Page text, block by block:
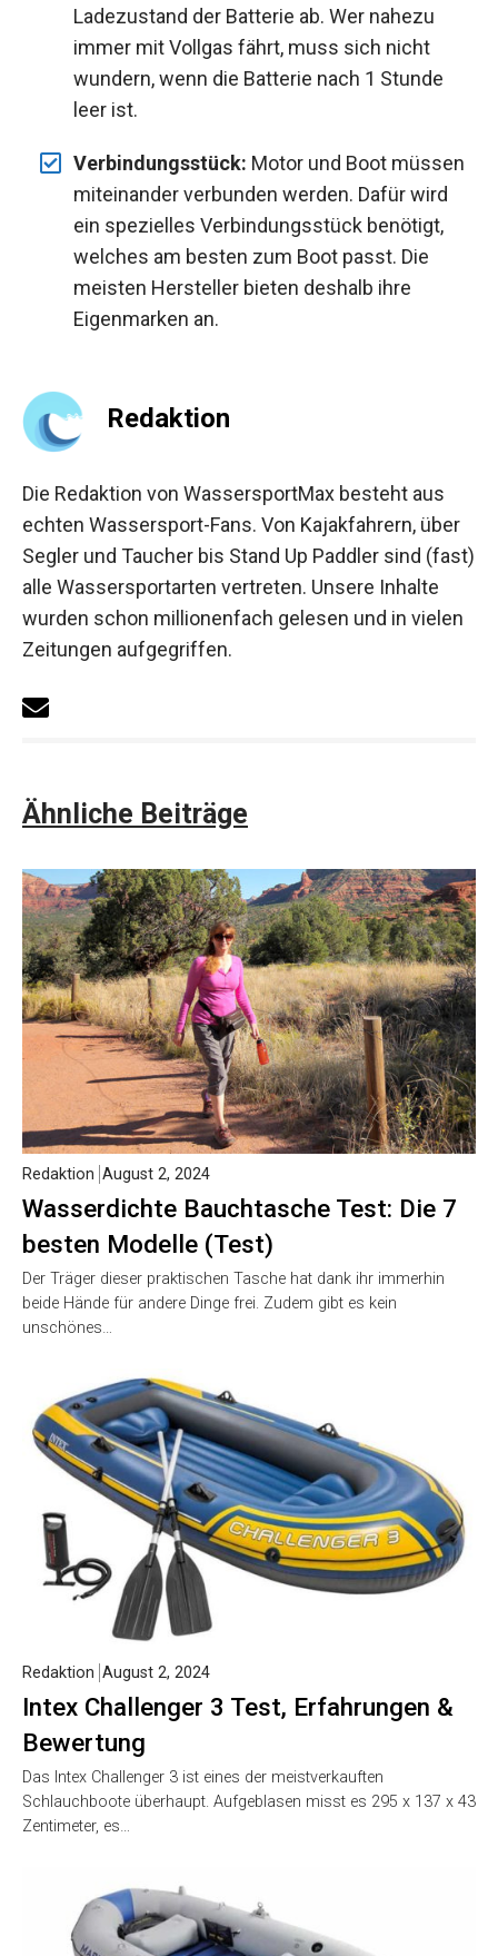
Ladezustand der Batterie ab. Wer nahezu
immer mit Vollgas fährt, muss sich nicht
wundern, wenn die Batterie nach 1 Stunde
leer ist.
Verbindungsstück: Motor und Boot müssen
miteinander verbunden werden. Dafür wird
ein spezielles Verbindungsstück benötigt,
welches am besten zum Boot passt. Die
meisten Hersteller bieten deshalb ihre
Eigenmarken an.
Redaktion
Die Redaktion von WassersportMax besteht aus
echten Wassersport-Fans. Von Kajakfahrern, über
Segler und Taucher bis Stand Up Paddler sind (fast)
alle Wassersportarten vertreten. Unsere Inhalte
wurden schon millionenfach gelesen und in vielen
Zeitungen aufgegriffen.
Ähnliche Beiträge
Wasserdichte Bauchtasche Test: Die 7
besten Modelle (Test)
Redaktion August 2, 2024
Der Träger dieser praktischen Tasche hat dank ihr immerhin
beide Hände für andere Dinge frei. Zudem gibt es kein
unschönes…
Intex Challenger 3 Test, Erfahrungen &
Bewertung
Redaktion August 2, 2024
Das Intex Challenger 3 ist eines der meistverkauften
Schlauchboote überhaupt. Aufgeblasen misst es 295 x 137 x 43
Zentimeter, es…